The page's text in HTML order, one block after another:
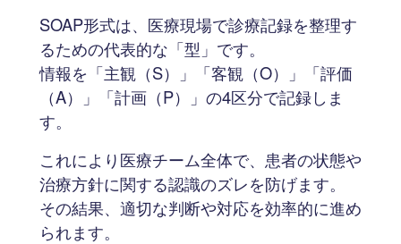
SOAP形式は、医療現場で診療記録を整理す
るための代表的な「型」です。
情報を「主観（S）」「客観（O）」「評価
（A）」「計画（P）」の4区分で記録しま
す。
これにより医療チーム全体で、患者の状態や
治療方針に関する認識のズレを防げます。
その結果、適切な判断や対応を効率的に進め
られます。